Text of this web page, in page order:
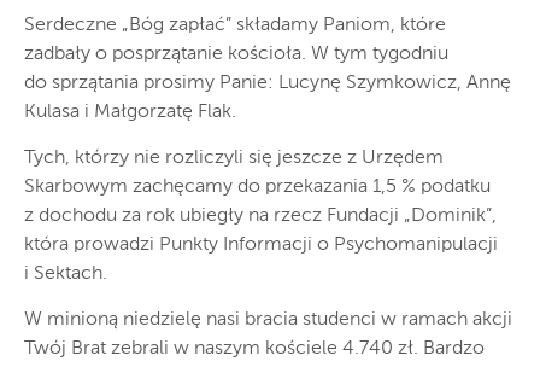
Serdeczne „Bóg zapłać” składamy Paniom, które
zadbały o posprzątanie kościoła. W tym tygodniu
do sprzątania prosimy Panie: Lucynę Szymkowicz, Annę
Kulasa i Małgorzatę Flak.
Tych, którzy nie rozliczyli się jeszcze z Urzędem
Skarbowym zachęcamy do przekazania 1,5 % podatku
z dochodu za rok ubiegły na rzecz Fundacji „Dominik”,
która prowadzi Punkty Informacji o Psychomanipulacji
i Sektach.
W minioną niedzielę nasi bracia studenci w ramach akcji
Twój Brat zebrali w naszym kościele 4.740 zł. Bardzo